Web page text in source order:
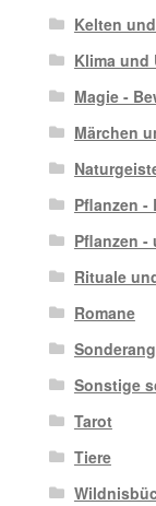
Kelten
Klima und
Magie -
Märchen
Pflanzen -
Pflanzen -
Rituale
Romane
Sonstige
Tarot
Tiere